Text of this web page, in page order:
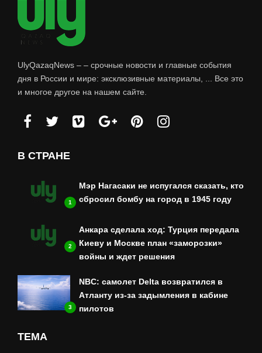
UlyQazaqNews – – срочные новости и главные события
дня в России и мире: эксклюзивные материалы, ... Все это
и многое другое на нашем сайте.
В СТРАНЕ
1
Мэр Нагасаки не испугался сказать, кто
сбросил бомбу на город в 1945 году
2
Анкара сделала ход: Турция передала
Киеву и Москве план «заморозки»
войны и ждет решения
3
NBC: самолет Delta возвратился в
Атланту из-за задымления в кабине
пилотов
ТЕМА